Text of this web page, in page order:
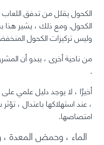
الكحول. ومع ذلك ، يشير هذا
وليس تركيزات الكحول
من ناحية أخرى ، يبدو أن
.
أخيرًا ، لا يوجد دليل علمي
، عند استهلاكها باعتدال ،
امتصاصها.
الماء ، وحمض المعدة ،